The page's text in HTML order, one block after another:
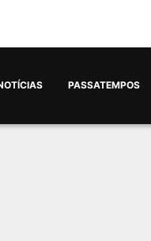
PASSATEMPOS